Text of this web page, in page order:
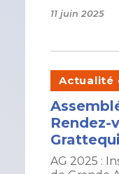
11 juin 2025
Actualité
Rendez-
​AG 2025 :